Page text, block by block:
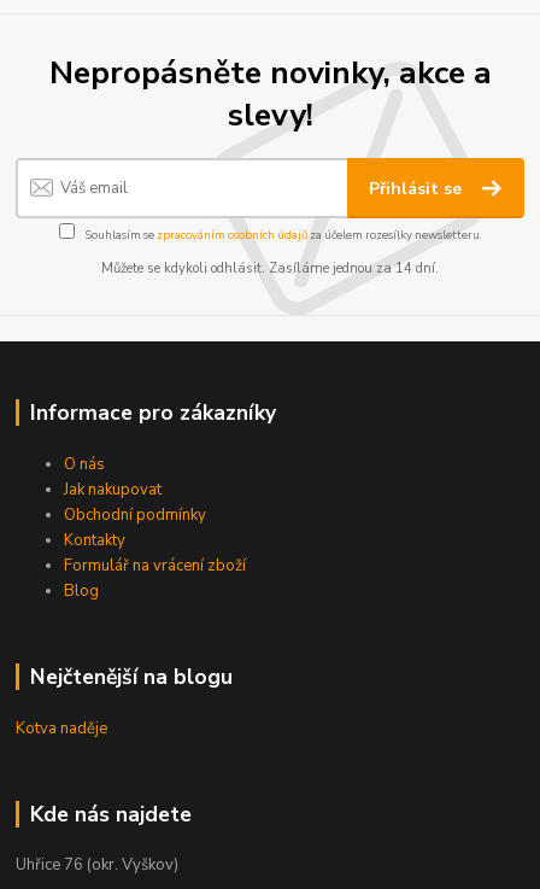
Nepropásněte novinky, akce a
slevy!
Přihlásit se
Souhlasím se zpracováním osobních údajůza účelem rozesílky newsletteru.
Můžete se kdykoli odhlásit. Zasíláme jednou za 14 dní.
Informace pro zákazníky
O nás
Jak nakupovat
Obchodní podmínky
Kontakty
Formulář na vrácení zboží
Blog
Nejčtenější na blogu
Kotva naděje
Kde nás najdete
Uhřice 76 (okr. Vyškov)